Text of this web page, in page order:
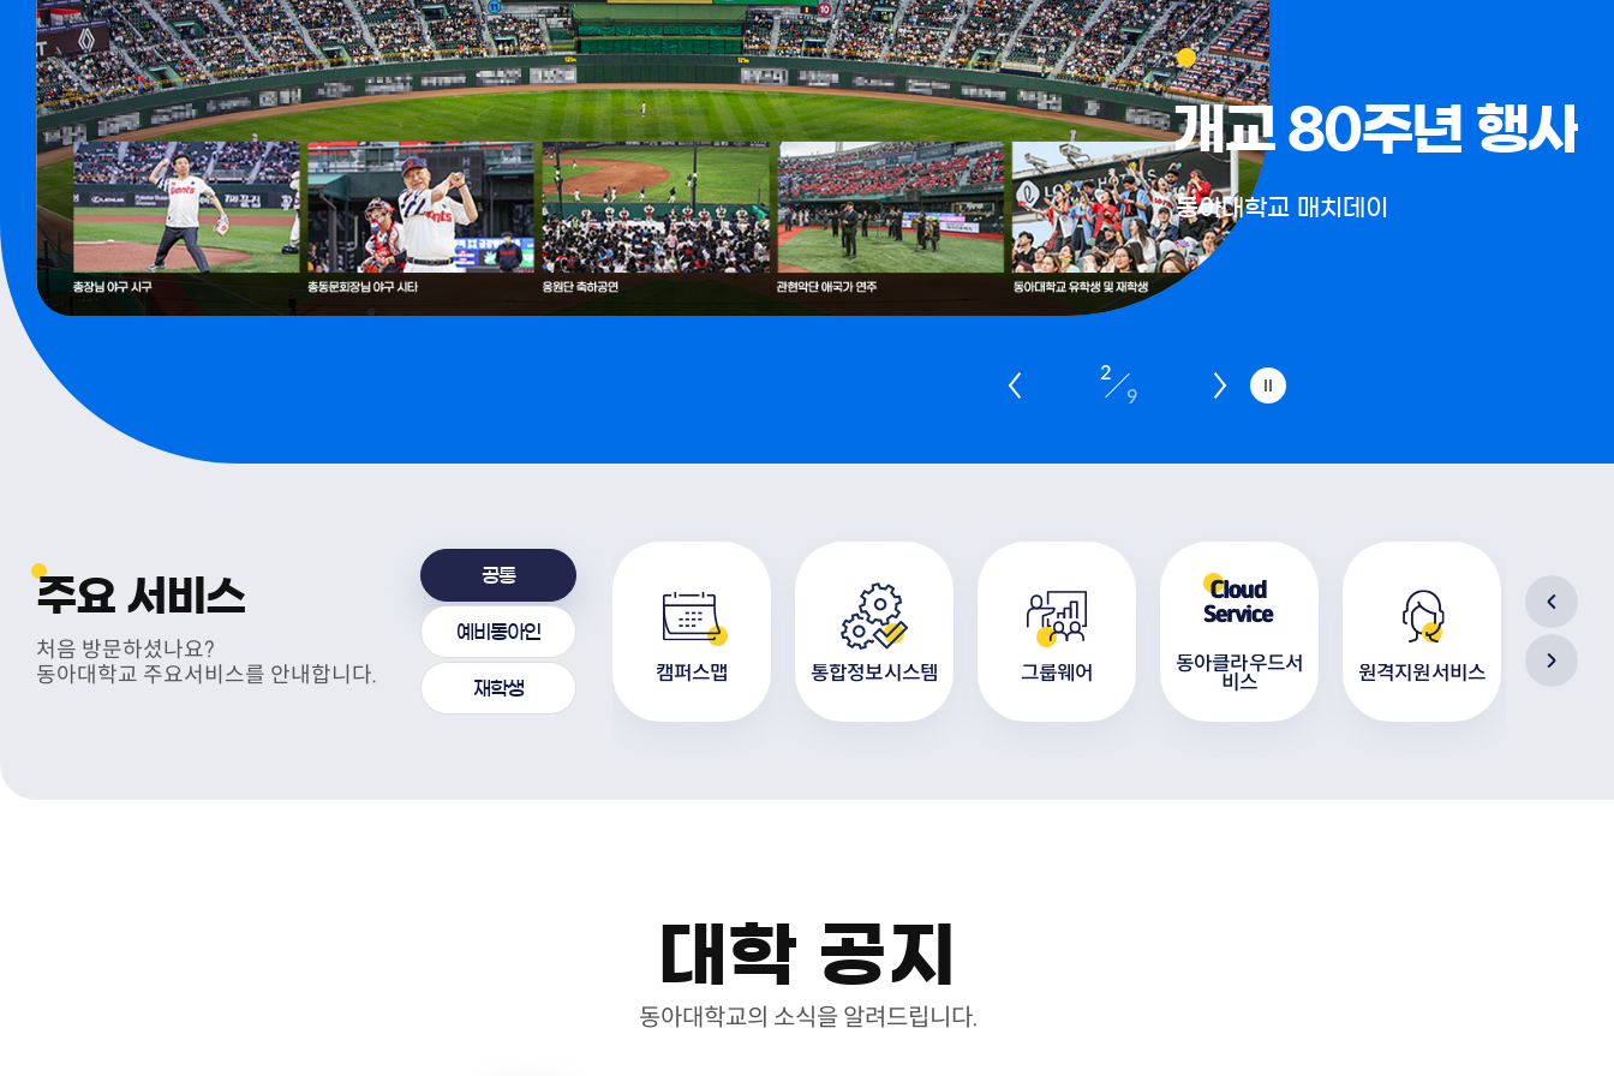
2026 HR 혁신 포럼
국내 최대 규모로 열려 대기업•공기업•지자체•
유관기관 관계자 및 실무자 참석
3
9
주요 서비스
처음 방문하셨나요?
동아대학교 주요서비스를 안내합니다.
공통
예비동아인
재학생
전자구매
(협력업체) 동아대학교 병원 다우미디어 센터 캠퍼스맵 통합정보시스템 그룹웨어 동아클라우드서
비스 원격지원서비스
대학 공지
동아대학교의 소식을 알려드립니다.